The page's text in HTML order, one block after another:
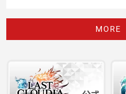
2026.06.25 プレスリリース
『ラストクラウディア』×
2026.06.18 プレスリリース
MORE